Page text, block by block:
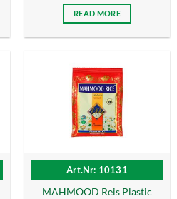
READ MORE
Art.Nr: 10131
MAHMOOD Reis Plastic